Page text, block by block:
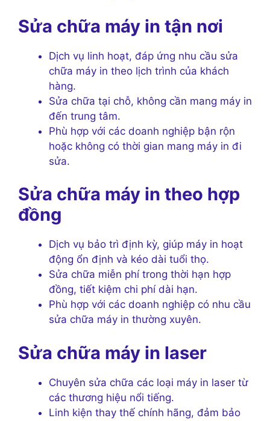
Sửa chữa máy in tận nơi
Dịch vụ linh hoạt, đáp ứng nhu cầu sửa
chữa máy in theo lịch trình của khách
hàng.
Sửa chữa tại chỗ, không cần mang máy in
đến trung tâm.
Phù hợp với các doanh nghiệp bận rộn
hoặc không có thời gian mang máy in đi
sửa.
Sửa chữa máy in theo hợp
đồng
Dịch vụ bảo trì định kỳ, giúp máy in hoạt
động ổn định và kéo dài tuổi thọ.
Sửa chữa miễn phí trong thời hạn hợp
đồng, tiết kiệm chi phí dài hạn.
Phù hợp với các doanh nghiệp có nhu cầu
sửa chữa máy in thường xuyên.
Sửa chữa máy in laser
Chuyên sửa chữa các loại máy in laser từ
các thương hiệu nổi tiếng.
Linh kiện thay thế chính hãng, đảm bảo